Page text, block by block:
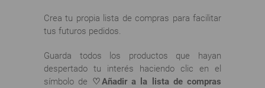
Crea tu propia lista de compras para facilitar
tus futuros pedidos.
Guarda todos los productos que hayan
despertado tu interés haciendo clic en el
símbolo de ♡Añadir a la lista de compras